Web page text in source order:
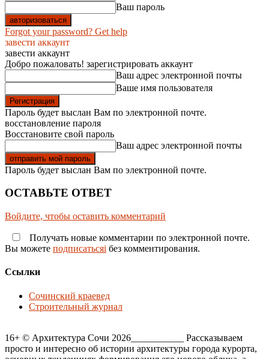
Ваш пароль
Forgot your password? Get help
завести аккаунт
завести аккаунт
Добро пожаловать! зарегистрировать аккаунт
Ваш адрес электронной почты
Ваше имя пользователя
Пароль будет выслан Вам по электронной почте.
восстановление пароля
Восстановите свой пароль
Ваш адрес электронной почты
Пароль будет выслан Вам по электронной почте.
ОСТАВЬТЕ ОТВЕТ
Войдите, чтобы оставить комментарий
Получать новые комментарии по электронной почте.
Вы можете подписатьсяi без комментирования.
Ссылки
Сочинский краевед
Строительный журнал
16+ © Архитектура Сочи 2026___________ Рассказываем
просто и интересно об истории архитектуры города курорта,